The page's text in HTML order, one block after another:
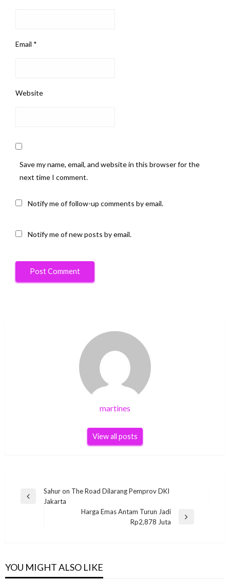
Email *
Website
Save my name, email, and website in this browser for the
next time I comment.
Notify me of follow-up comments by email.
Notify me of new posts by email.
martines
View all posts
Post
navigation
Previous
Sahur on The Road Dilarang Pemprov DKI
Jakarta
Harga Emas Antam Turun Jadi
Rp2,878 Juta
YOU MIGHT ALSO LIKE